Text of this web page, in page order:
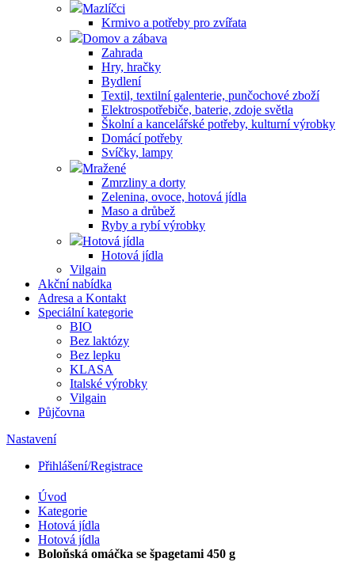
Mazlíčci
Krmivo a potřeby pro zvířata
Domov a zábava
Zahrada
Hry, hračky
Bydlení
Textil, textilní galenterie, punčochové zboží
Elektrospotřebiče, baterie, zdoje světla
Školní a kancelářské potřeby, kulturní výrobky
Domácí potřeby
Svíčky, lampy
Mražené
Zmrzliny a dorty
Zelenina, ovoce, hotová jídla
Maso a drůbež
Ryby a rybí výrobky
Hotová jídla
Hotová jídla
Vilgain
Akční nabídka
Adresa a Kontakt
Speciální kategorie
BIO
Bez laktózy
Bez lepku
KLASA
Italské výrobky
Vilgain
Půjčovna
Nastavení
Přihlášení/Registrace
Úvod
Kategorie
Hotová jídla
Hotová jídla
Boloňská omáčka se špagetami 450 g